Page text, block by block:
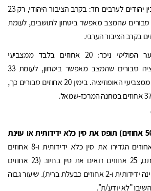
הפער בין יהודים לערבים חד: בקרב הציבור היהודי, רק 23
סבורים שהמצב מאפשר ביטחון לתושבים, לעומת
גם הפער הפוליטי ניכר: 20 אחוזים בלבד ממצביעי
הקואליציה סבורים שהמצב מאפשר ביטחון, לעומת 33
אחוזים ממצביעי האופוזיציה. בימין 20 אחוזים סבורים כך,
רוב הציבור (56 אחוזים) תופס את סין כלא ידידותית או עוינת
(48 אחוזים הגדירו את סין כלא ידידותית ו-8 אחוזים
כעוינת). לעומתם, 25 אחוזים רואים את סין בחיוב (23 אחוזים
מכירים בה מדינה ידידותית ו-2 אחוזים כבעלת ברית). שיעור גבוה